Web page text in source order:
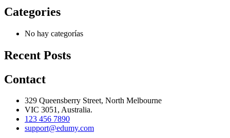
Categories
No hay categorías
Recent Posts
Contact
329 Queensberry Street, North Melbourne
VIC 3051, Australia.
123 456 7890
support@edumy.com